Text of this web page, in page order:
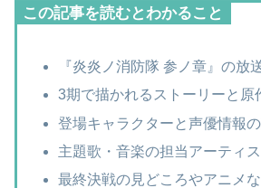
この記事を読むとわかること
『炎炎ノ消防隊 参ノ章』の放
3期で描かれるストーリーと原
登場キャラクターと声優情報
主題歌・音楽の担当アーティ
最終決戦の見どころやアニメ